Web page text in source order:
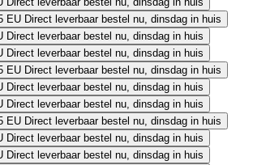
EU Direct leverbaar bestel nu, dinsdag in huis
Direct leverbaar bestel nu, dinsdag in huis
Direct leverbaar bestel nu, dinsdag in huis
EU Direct leverbaar bestel nu, dinsdag in huis
Direct leverbaar bestel nu, dinsdag in huis
Direct leverbaar bestel nu, dinsdag in huis
EU Direct leverbaar bestel nu, dinsdag in huis
Direct leverbaar bestel nu, dinsdag in huis
Direct leverbaar bestel nu, dinsdag in huis